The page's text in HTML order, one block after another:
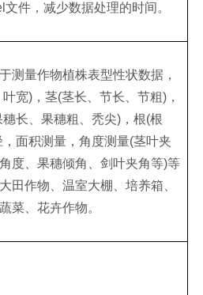
件，减少数据处理的时间。
测量作物植株表型性状数据，
宽)，茎(茎长、节长、节粗)，
长、果穗粗、秃尖)，根(根
面积测量，角度测量(茎叶夹
度、果穗倾角、剑叶夹角等)等
田作物、温室大棚、培养箱、
菜、花卉作物。